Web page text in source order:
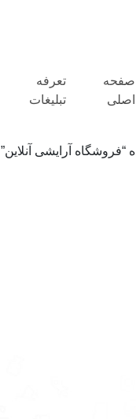
صفحه
اصلی
تعرفه
تبلیغات
آرایشی آنلاین”